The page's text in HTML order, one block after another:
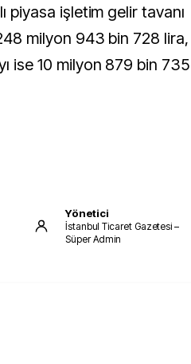
piyasa işletim gelir tavanı
milyon 943 bin 728 lira,
ise 10 milyon 879 bin 735
Yönetici
İstanbul Ticaret Gazetesi –
Süper Admin